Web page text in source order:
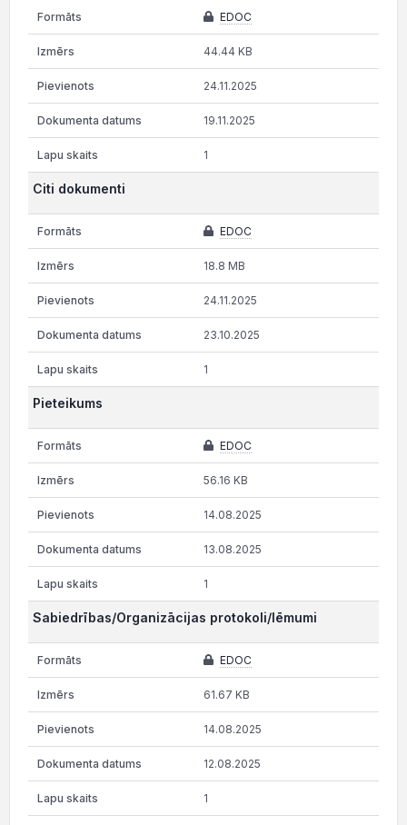
EDOC
44.44 KB
24.11.2025
19.11.2025
1
Citi dokumenti
EDOC
18.8 MB
24.11.2025
23.10.2025
1
Pieteikums
EDOC
56.16 KB
14.08.2025
13.08.2025
1
Sabiedrības/Organizācijas protokoli/lēmumi
EDOC
61.67 KB
14.08.2025
12.08.2025
1